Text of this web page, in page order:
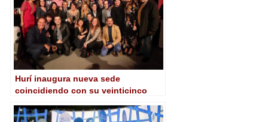
Hurí inaugura nueva sede
coincidiendo con su veinticinco